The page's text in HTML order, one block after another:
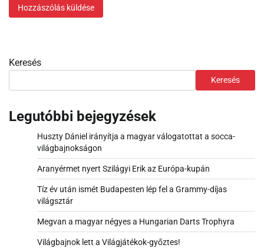
Keresés
Keresés
Legutóbbi bejegyzések
Huszty Dániel irányítja a magyar válogatottat a socca-
világbajnokságon
Aranyérmet nyert Szilágyi Erik az Európa-kupán
Tíz év után ismét Budapesten lép fel a Grammy-díjas
világsztár
Megvan a magyar négyes a Hungarian Darts Trophyra
Világbajnok lett a Világjátékok-győztes!